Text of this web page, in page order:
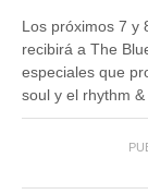
Los próximos 7 y
recibirá a The
especiales que
soul y el rhythm &